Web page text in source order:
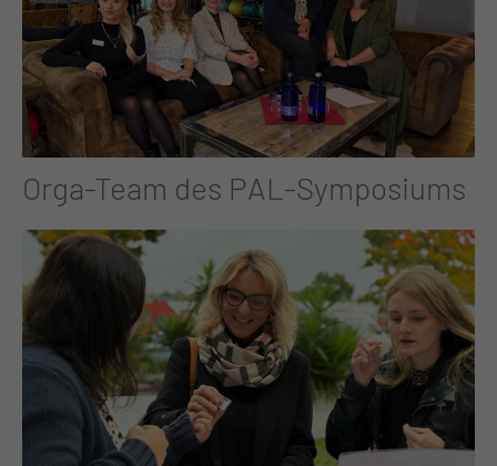
Orga-Team des PAL-Symposiums